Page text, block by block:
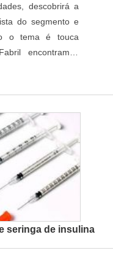
descobrirá a
do segmento e
o tema é touca
encontramos
TOUCA
objetiva seus
seringa de insulina